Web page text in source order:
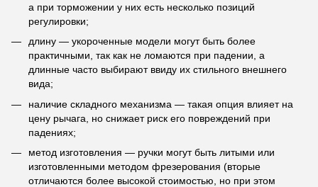
а при торможении у них есть несколько позиций
регулировки;
длину — укороченные модели могут быть более
практичными, так как не ломаются при падении, а
длинные часто выбирают ввиду их стильного внешнего
вида;
наличие складного механизма — такая опция влияет на
цену рычага, но снижает риск его повреждений при
падениях;
метод изготовления — ручки могут быть литыми или
изготовленными методом фрезерования (вторые
отличаются более высокой стоимостью, но при этом